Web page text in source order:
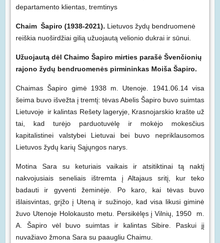
departamento klientas, tremtinys
Chaim Šapiro (1938-2021). Lietuvos žydų bendruomenė
reiškia nuoširdžiai gilią užuojautą velionio dukrai ir sūnui.
Užuojautą dėl Chaimo Šapiro mirties parašė Švenčionių
rajono žydų bendruomenės pirmininkas Moiša Šapiro.
Chaimas Šapiro gimė 1938 m. Utenoje. 1941.06.14 visa
šeima buvo išvežta į tremtį: tėvas Abelis Šapiro buvo suimtas
Lietuvoje ir kalintas Rešety lageryje, Krasnojarskio krašte už
tai, kad turėjo parduotuvėlę ir mokėjo mokesčius
kapitalistinei valstybei Lietuvai bei buvo nepriklausomos
Lietuvos žydų karių Sąjųngos narys.
Motina Sara su keturiais vaikais ir atsitiktinai tą naktį
nakvojusiais seneliais ištremta į Altajaus sritį, kur teko
badauti ir gyventi žeminėje. Po karo, kai tėvas buvo
išlaisvintas, grįžo į Uteną ir sužinojo, kad visa likusi giminė
žuvo Utenoje Holokausto metu. Persikėlęs į Vilnių, 1950 m.
A. Šapiro vėl buvo suimtas ir kalintas Sibire. Paskui jį
nuvažiavo žmona Sara su paaugliu Chaimu.